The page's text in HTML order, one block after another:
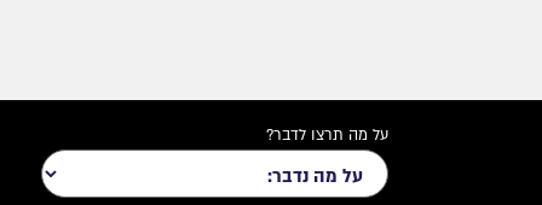
על מה תרצו לדבר?